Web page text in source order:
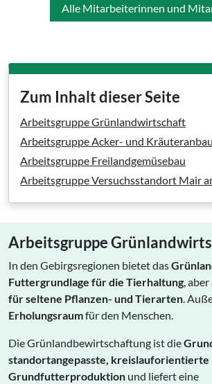
Alle Mitarbeiterinnen und
Zum Inhalt dieser Seite
Arbeitsgruppe Grünlandwirtschaft
Arbeitsgruppe Acker- und Kräuteranbau
Arbeitsgruppe Freilandgemüsebau
Arbeitsgruppe Versuchsstandort Mair
Arbeitsgruppe
In den Gebirgsregionen bietet das
Futtergrundlage für die Tierhaltung,
für seltene Pflanzen- und Tierarten.
Erholungsraumfür den Menschen.
Die Grünlandbewirtschaftung ist die
standortangepasste, kreislauforientierte
Grundfutterproduktion und liefert eine